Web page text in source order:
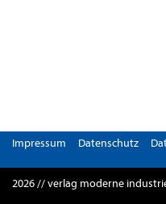
Impressum Datenschutz
2026 // verlag moderne